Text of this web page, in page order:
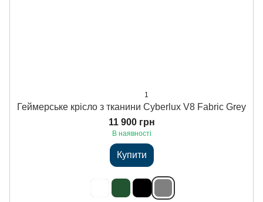
1
Геймерське крісло з тканини Cyberlux V8 Fabric Grey
11 900 грн
В наявності
Купити